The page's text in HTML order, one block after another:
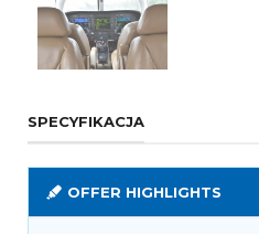
SPECYFIKACJA
OFFER HIGHLIGHTS